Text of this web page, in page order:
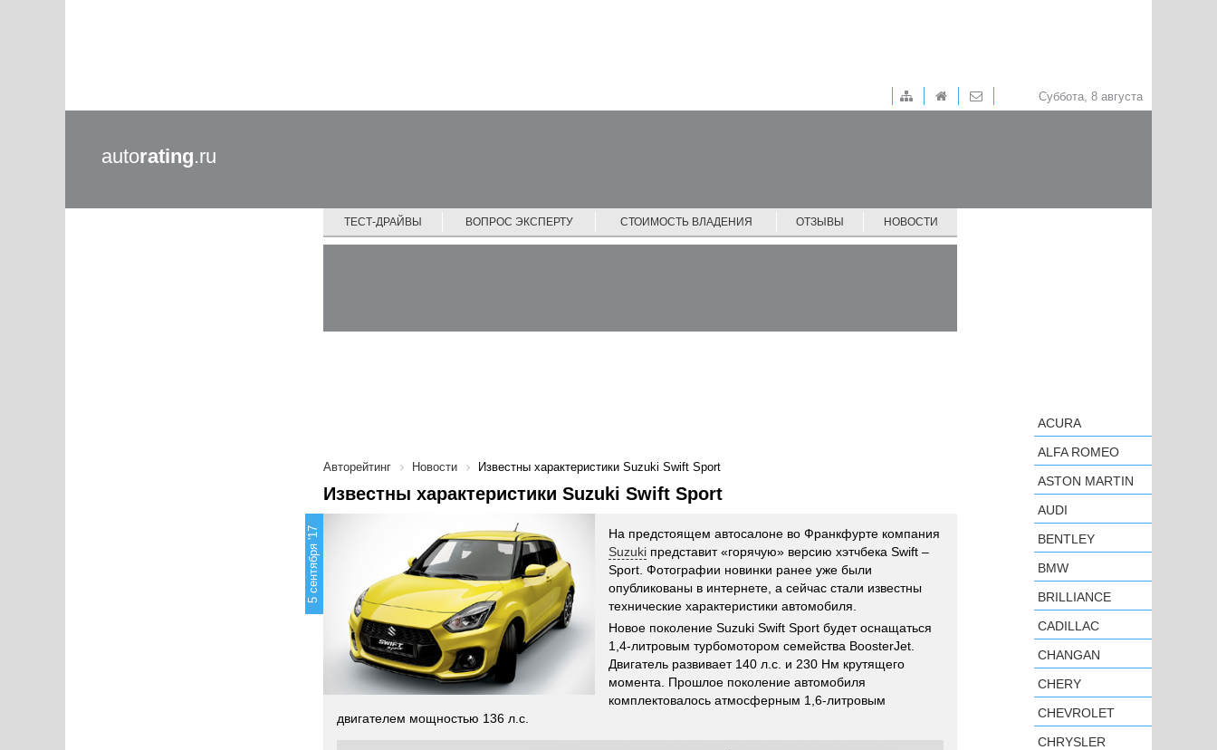
Суббота, 8 августа
autorating.ru
ТЕСТ-ДРАЙВЫ ВОПРОС ЭКСПЕРТУ СТОИМОСТЬ ВЛАДЕНИЯ ОТЗЫВЫ НОВОСТИ
Авторейтинг Новости Известны характеристики Suzuki Swift Sport
Известны характеристики Suzuki Swift Sport
5 сентября '17
На предстоящем автосалоне во Франкфурте компания
Suzuki представит «горячую» версию хэтчбека Swift –
Sport. Фотографии новинки ранее уже были
опубликованы в интернете, а сейчас стали известны
технические характеристики автомобиля.
Новое поколение Suzuki Swift Sport будет оснащаться
1,4-литровым турбомотором семейства BoosterJet.
Двигатель развивает 140 л.с. и 230 Нм крутящего
момента. Прошлое поколение автомобиля
комплектовалось атмосферным 1,6-литровым
двигателем мощностью 136 л.с.
ACURA
ALFA ROMEO
ASTON MARTIN
AUDI
BENTLEY
BMW
BRILLIANCE
CADILLAC
CHANGAN
CHERY
CHEVROLET
CHRYSLER